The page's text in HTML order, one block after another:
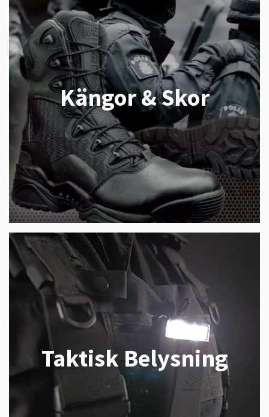
Kängor & Skor
Taktisk Belysning